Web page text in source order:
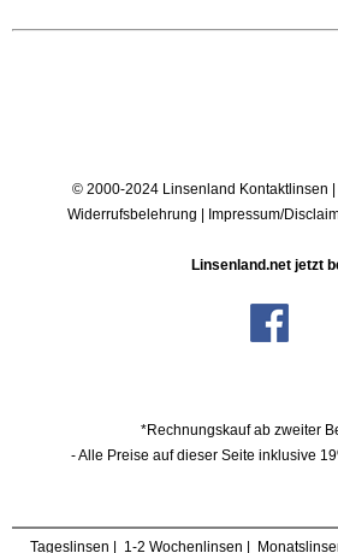
© 2000-2024 Linsenland Kontaktlinsen |
Widerrufsbelehrung | Impressum/
Linsenland.net jetzt
*Rechnungskauf ab zweiter
- Alle Preise auf dieser Seite inklusive
Tageslinsen 1-2 Wochenlinsen